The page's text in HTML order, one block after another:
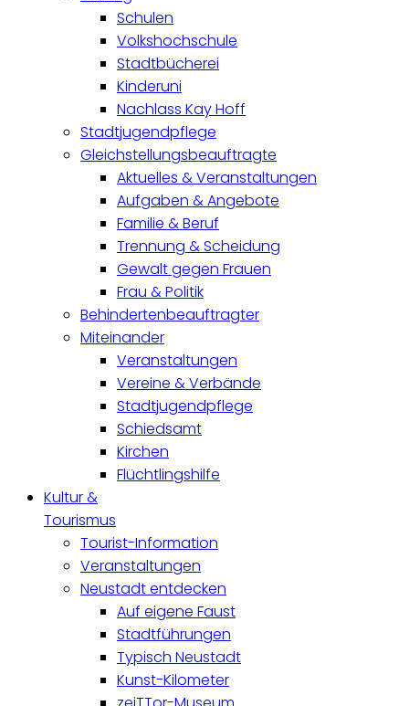
Schulen
Volkshochschule
Stadtbücherei
Kinderuni
Nachlass Kay Hoff
Stadtjugendpflege
Gleichstellungsbeauftragte
Aktuelles & Veranstaltungen
Aufgaben & Angebote
Familie & Beruf
Trennung & Scheidung
Gewalt gegen Frauen
Frau & Politik
Behindertenbeauftragter
Miteinander
Veranstaltungen
Vereine & Verbände
Stadtjugendpflege
Schiedsamt
Kirchen
Flüchtlingshilfe
Kultur &
Tourismus
Tourist-Information
Veranstaltungen
Neustadt entdecken
Auf eigene Faust
Stadtführungen
Typisch Neustadt
Kunst-Kilometer